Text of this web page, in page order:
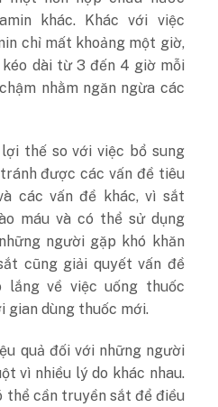
khác. Khác với việc
chỉ mất khoảng một giờ,
dài từ 3 đến 4 giờ mỗi
nhằm ngăn ngừa các
thế so với việc bổ sung
được các vấn đề tiêu
các vấn đề khác, vì sắt
máu và có thể sử dụng
người gặp khó khăn
cũng giải quyết vấn đề
lắng về việc uống thuốc
gian dùng thuốc mới.
quả đối với những người
vì nhiều lý do khác nhau.
thể cần truyền sắt để điều